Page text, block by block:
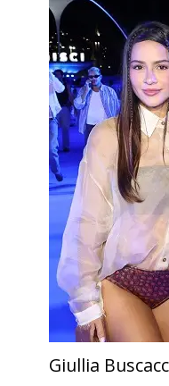
Giullia